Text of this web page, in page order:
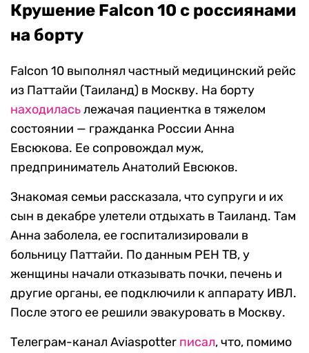
Крушение Falcon 10 c россиянами
на борту
Falcon 10 выполнял частный медицинский рейс
из Паттайи (Таиланд) в Москву. На борту
находиласьлежачая пациентка в тяжелом
состоянии — гражданка России Анна
Евсюкова. Ее сопровождал муж,
предприниматель Анатолий Евсюков.
Знакомая семьи рассказала, что супруги и их
сын в декабре улетели отдыхать в Таиланд. Там
Анна заболела, ее госпитализировали в
больницу Паттайи. По данным РЕН ТВ, у
женщины начали отказывать почки, печень и
другие органы, ее подключили к аппарату ИВЛ.
После этого ее решили эвакуровать в Москву.
Телеграм-канал Aviaspotter писал, что, помимо